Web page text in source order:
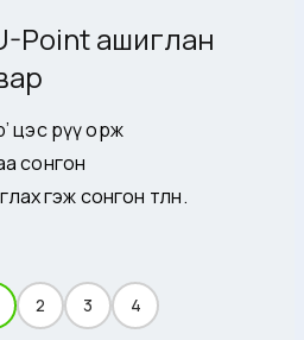
Point ашиглан
цэс рүү орж
сонгон
гэж сонгон төлнө.
2 3 4